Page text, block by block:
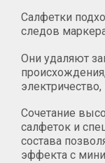
Салфетки
следов
Они удаляют
Сочетание
салфеток и
состава
эффекта с